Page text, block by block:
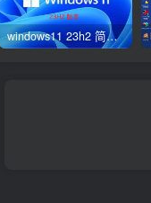
windows11 23h2 简体中文版64位 正式版